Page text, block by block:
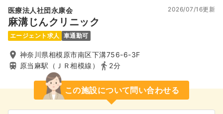
医療法人社団永康会
麻溝じんクリニック
2026/07/16更新
エージェント求人 車通勤可
神奈川県相模原市南区下溝756-6-3F
原当麻駅（ＪＲ相模線）
2分
この施設について問い合わせる